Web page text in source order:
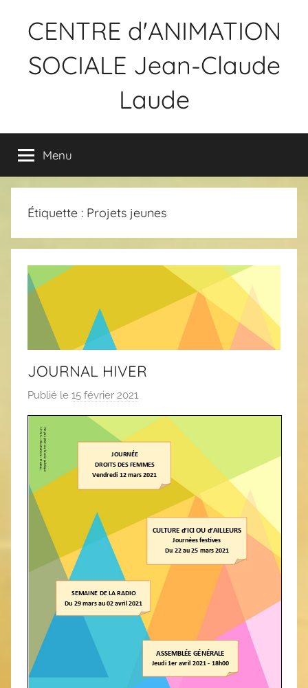
CENTRE d'ANIMATION
SOCIALE Jean-Claude
Laude
Menu
Étiquette : Projets jeunes
JOURNAL HIVER
Publié le 15 février 2021
a
r
A